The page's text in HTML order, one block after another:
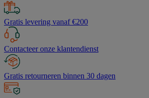
Gratis levering vanaf €200
Contacteer onze klantendienst
Gratis retourneren binnen 30 dagen